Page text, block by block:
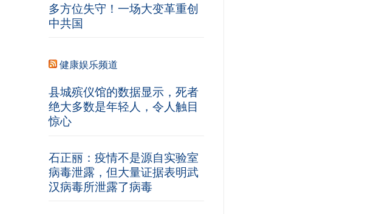
多方位失守！一场大变革重创
中共国
健康娱乐频道
县城殡仪馆的数据显示，死者
绝大多数是年轻人，令人触目
惊心
石正丽：疫情不是源自实验室
病毒泄露，但大量证据表明武
汉病毒所泄露了病毒